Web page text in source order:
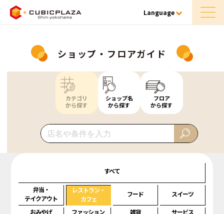
Language
ショップ・フロアガイド
カテゴリ
から探す
ショップ名
から探す
フロア
から探す
すべて
弁当・
テイクアウト
レストラン・
カフェ
フード スイーツ
おみやげ ファッション 雑貨
サービス